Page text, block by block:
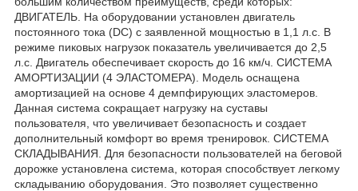
ДВИГАТЕЛЬ. На оборудовании установлен двигатель
постоянного тока (DC) с заявленной мощностью в 1,1 л.с. В
режиме пиковых нагрузок показатель увеличивается до 2,5
л.с. Двигатель обеспечивает скорость до 16 км/ч. СИСТЕМА
АМОРТИЗАЦИИ (4 ЭЛАСТОМЕРА). Модель оснащена
амортизацией на основе 4 демпфирующих эластомеров.
Данная система сокращает нагрузку на суставы
пользователя, что увеличивает безопасность и создает
дополнительный комфорт во время тренировок. СИСТЕМА
СКЛАДЫВАНИЯ. Для безопасности пользователей на беговой
дорожке установлена система, которая способствует легкому
складыванию оборудования. Это позволяет существенно